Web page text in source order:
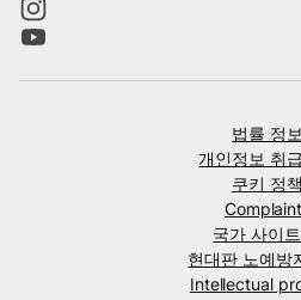
법률 정보
개인정보 취
쿠키 정책
국가 사이
현대판 노예방
Intellectual